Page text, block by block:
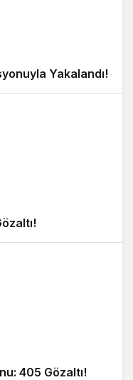
Yakalandı!
405 Gözaltı!